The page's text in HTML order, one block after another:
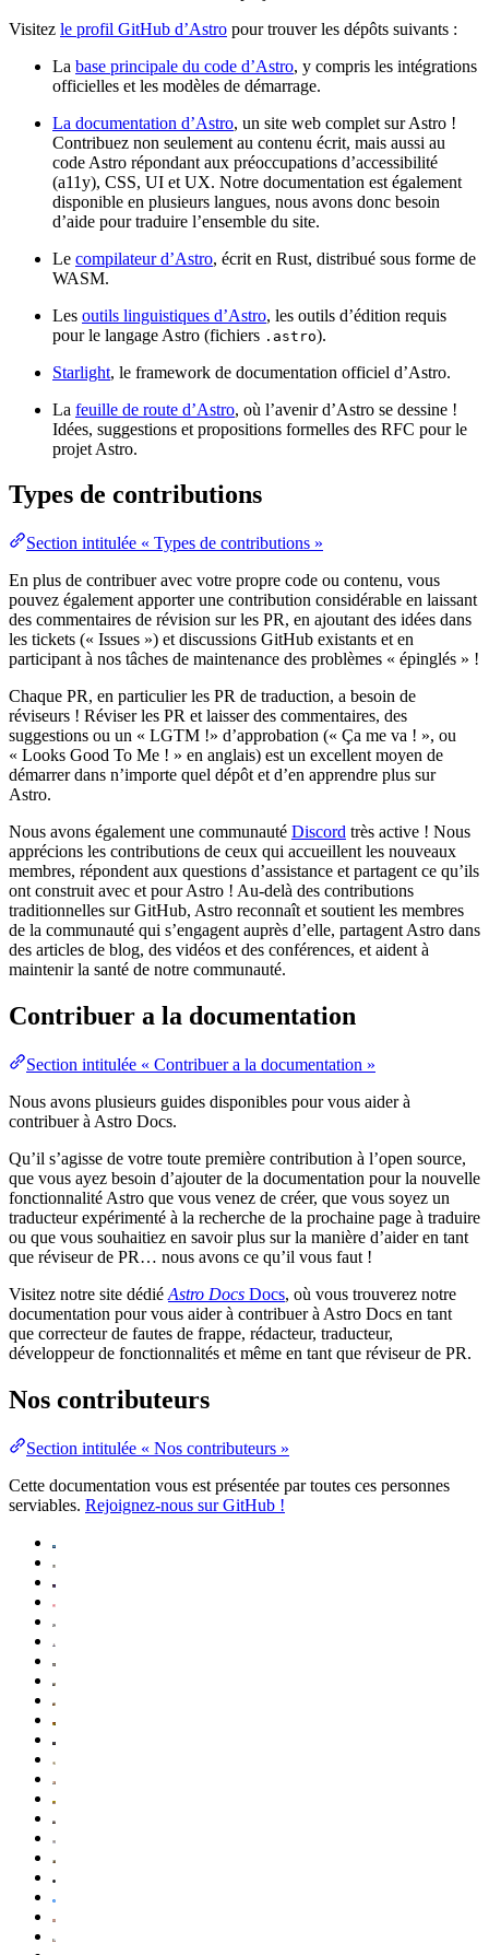
Visitez le profil GitHub d’Astro pour trouver les dépôts suivants :
La base principale du code d’Astro, y compris les intégrations
officielles et les modèles de démarrage.
La documentation d’Astro, un site web complet sur Astro !
Contribuez non seulement au contenu écrit, mais aussi au
code Astro répondant aux préoccupations d’accessibilité
(a11y), CSS, UI et UX. Notre documentation est également
disponible en plusieurs langues, nous avons donc besoin
d’aide pour traduire l’ensemble du site.
Le compilateur d’Astro, écrit en Rust, distribué sous forme de
WASM.
Les outils linguistiques d’Astro, les outils d’édition requis
pour le langage Astro (fichiers .astro).
Starlight, le framework de documentation officiel d’Astro.
La feuille de route d’Astro, où l’avenir d’Astro se dessine !
Idées, suggestions et propositions formelles des RFC pour le
projet Astro.
Types de contributions
Section intitulée « Types de contributions »
En plus de contribuer avec votre propre code ou contenu, vous
pouvez également apporter une contribution considérable en laissant
des commentaires de révision sur les PR, en ajoutant des idées dans
les tickets (« Issues ») et discussions GitHub existants et en
participant à nos tâches de maintenance des problèmes « épinglés » !
Chaque PR, en particulier les PR de traduction, a besoin de
réviseurs ! Réviser les PR et laisser des commentaires, des
suggestions ou un « LGTM !» d’approbation (« Ça me va ! », ou
« Looks Good To Me ! » en anglais) est un excellent moyen de
démarrer dans n’importe quel dépôt et d’en apprendre plus sur
Astro.
Nous avons également une communauté Discord très active ! Nous
apprécions les contributions de ceux qui accueillent les nouveaux
membres, répondent aux questions d’assistance et partagent ce qu’ils
ont construit avec et pour Astro ! Au-delà des contributions
traditionnelles sur GitHub, Astro reconnaît et soutient les membres
de la communauté qui s’engagent auprès d’elle, partagent Astro dans
des articles de blog, des vidéos et des conférences, et aident à
maintenir la santé de notre communauté.
Contribuer a la documentation
Section intitulée « Contribuer a la documentation »
Nous avons plusieurs guides disponibles pour vous aider à
contribuer à Astro Docs.
Qu’il s’agisse de votre toute première contribution à l’open source,
que vous ayez besoin d’ajouter de la documentation pour la nouvelle
fonctionnalité Astro que vous venez de créer, que vous soyez un
traducteur expérimenté à la recherche de la prochaine page à traduire
ou que vous souhaitiez en savoir plus sur la manière d’aider en tant
que réviseur de PR… nous avons ce qu’il vous faut !
Visitez notre site dédié Astro Docs Docs, où vous trouverez notre
documentation pour vous aider à contribuer à Astro Docs en tant
que correcteur de fautes de frappe, rédacteur, traducteur,
développeur de fonctionnalités et même en tant que réviseur de PR.
Nos contributeurs
Section intitulée « Nos contributeurs »
Cette documentation vous est présentée par toutes ces personnes
serviables. Rejoignez-nous sur GitHub !